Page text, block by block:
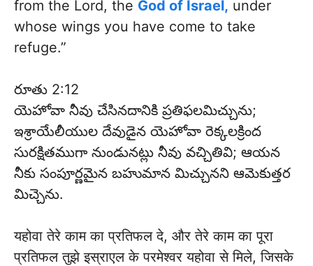
from the Lord, the God of Israel, under
whose wings you have come to take
refuge.”
రూతు 2:12
​​యెహోవా నీవు చేసినదానికి ప్రతిఫలమిచ్చును;
ఇశ్రాయేలీయుల దేవుడైన యెహోవా రెక్కలక్రింద
సురక్షితముగా నుండునట్లు నీవు వచ్చితివి; ఆయన
నీకు సంపూర్ణమైన బహుమాన మిచ్చునని ఆమెకుత్తర
మిచ్చెను.
यहोवा तेरे काम का प्रतिफल दे, और तेरे काम का पूरा
प्रतिफल तुझे इस्राएल के परमेश्वर यहोवा से मिले, जिसके